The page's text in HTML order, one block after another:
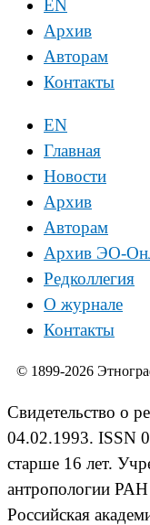
EN
Архив
Авторам
Контакты
EN
Главная
Новости
Архив
Авторам
Архив ЭО-
Редколлегия
О журнале
Контакты
© 1899-2026
Свидетельство о
04.02.1993. ISSN
старше 16 лет.
антропологии
Российская